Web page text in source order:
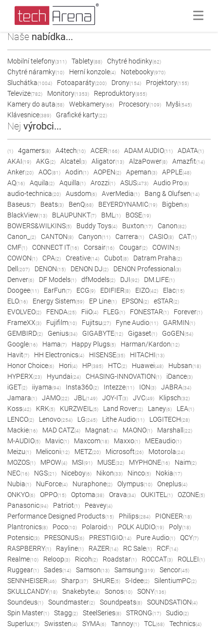
Naše nabídka...
Mobilní telefony(311) Tablety(88) Chytré hodinky(62)
Chytré náramky(10) Herní konzole(4) Notebooky(970)
Sluchátka(1004) Fotoaparáty(200) Drony(154) Projektory(155)
Televize(782) Monitory(1353) Reproduktory(855)
Kamery do auta(58) Webkamery(66) Procesory(109) Myši(545)
Klávesnice(389) Grafické karty(22)
Nej výrobci...
(1) 4gamers(8) A4tech(10) ACER(166) ADAM AUDIO(11) ADATA(1)
AKAI(19) AKG(2) Alcatel (3) Aligator(13) AlzaPower(8) Amazfit(14)
Anker(20) AOC(81) Aodin(1) AOPEN(2) Apeman(3) APPLE(48)
AQ(16) Aquila(2) Aquilla(1) Arozzi(1) ASUS(473) Audio Pro(8)
audio-technica(20) Ausdom(6) AverMedia(1) Bang & Olufsen(14)
Baseus(7) Beats(3) BenQ(68) BEYERDYNAMIC(19) Bigben(6)
BlackView(13) BLAUPUNKT(7) BML (1) BOSE(19)
BOWERS&WILKINS(5) Buddy Toys(4) Buxton(17) Canon(82)
Canon_ (2) CANTON(8) Canyon(11) Carrera(1) CASIO(8) CAT(1)
CMF(1) CONNECT IT(16) Corsair(16) Cougar(2) COWIN(5)
COWON(1) CPA(2) Creative(14) Cubot(8) Datram Praha(2)
Dell (207) DENON(15) DENON DJ(2) DENON Professional (3)
Denver(6) DF Models(1) dfModels(2) DJI(92) DM.LIFE(1)
Doogee(11) EarFun(7) ECG(9) EDIFIER(8) EIZO(42) Elac(15)
ELO(16) Energy Sistem(59) EP Line(1) EPSON(2) eSTAR(2)
EVOLVEO(2) FENDA(25) FiiO(4) FLEG(1) FONESTAR(1) Forever(1)
FrameXX(3) Fujifilm(10) Fujitsu(27) Fyne Audio(11) GARMIN(1)
GEMBIRD(2) Genius(34) GIGABYTE(12) Gigaset(1) GoGEN(54)
Google(16) Hama(7) Happy Plugs(5) Harman/Kardon(12)
Havit(7) HH Electronics(4) HISENSE(35) HITACHI(13)
Honor Choice(6) Hori(4) HP(385) HTC(2) Huawei(48) Hubsan(18)
HYPERX(23) Hyundai(24) CHASING-INNOVATION(1) iDance(3)
iGET(2) iiyama(94) Insta360(2) Intezze(11) ION(3) JABRA(34)
Jamara(1) JAMO(22) JBL (149) JOY-IT(3) JVC(49) Klipsch(32)
Koss(42) KRK(5) KURZWEIL (5) Land Rover(2) Laney(6) LEA(1)
LENCO(2) Lenovo(254) LG(245) Lithe Audio(11) LOGITECH(28)
Mackie(16) MAD CATZ(4) Magnat(14) MAONO(1) Marshall (22)
M-AUDIO(5) Mavic(1) Maxcom(18) Maxxo(1) MEEaudio(1)
Meizu(1) Meliconi(12) METZ(20) Microsoft(26) Motorola(24)
MOZOS(1) MPOW(4) MSI(91) MUSE(32) MYPHONE(16) Naim(2)
NEC(16) NGS(21) Niceboy(6) Nikon(33) Ninco(5) Nokia(17)
Nubia(1) NuForce(4) Nuraphone(2) Olympus(10) Oneplus(4)
ONKYO(6) OPPO(15) Optoma(38) Orava(34) OUKITEL (1) OZONE(5)
Panasonic(94) Patriot(1) Peavey(4)
Performance Designed Products(15) Philips(284) PIONEER(18)
Plantronics(8) Poco(10) Polaroid(1) POLK AUDIO(19) Poly(18)
Potensic(3) PRESONUS(6) PRESTIGIO(14) Pure Audio(1) QCY(7)
RASPBERRY(1) Rayline(1) RAZER(14) RC Sale(1) RCF(14)
Realme(10) Reloop(3) Ricoh(2) Roadstar(1) ROCCAT(3) ROLLEI(1)
Ruggear(1) Sades(14) Samson(13) Samsung(319) Sencor(45)
SENNHEISER(46) Sharp(37) SHURE(5) S-Idee(2) SilentiumPC(2)
SKULLCANDY(18) Snakebyte(4) Sonos(10) SONY(136)
Soundeus(1) Soundmaster(2) Soundpeats(8) SOUNDSATION(4)
Spin Master(1) Stagg(2) SteelSeries(8) STRONG(17) Sudio(2)
Superlux(7) Swissten(4) SYMA(6) Tannoy(1) TCL (68) Technics(4)